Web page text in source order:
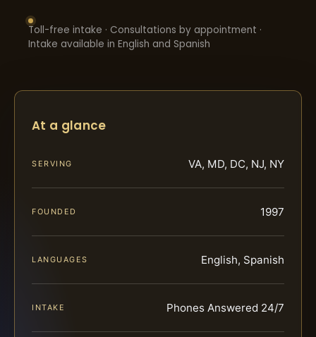
Toll-free intake · Consultations by appointment ·
Intake available in English and Spanish
At a glance
SERVING VA, MD, DC, NJ, NY
FOUNDED 1997
LANGUAGES English, Spanish
INTAKE Phones Answered 24/7